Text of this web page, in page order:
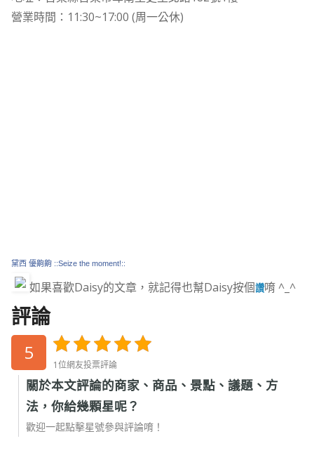
營業時間：11:30~17:00 (周一公休)
黛西 優齁齁 ::Seize the moment!::
如果喜歡Daisy的文章，就記得也幫Daisy按個讚唷 ^_^
評論
5
1位網友投票評論
關於本文評論的商家、商品、景點、議題、方
法，你給幾顆星呢？
歡迎一起點擊星號參與評論唷！